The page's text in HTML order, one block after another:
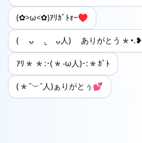
(✿>ω<✿)ｱﾘｶﾞﾄｫ~♥
‬( ᴗ̤ .̮ ᴗ̤人) ありがとう*•.❥
ｱﾘ**:･(*-ω人)･:*ｶﾞﾄ
(*˘︶˘人)ぁりがとぅ💕